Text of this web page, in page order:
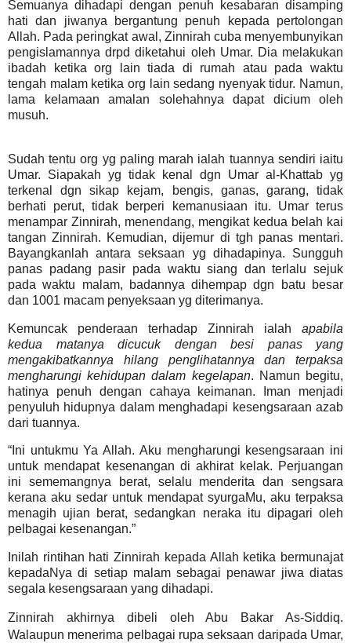
Semuanya dihadapi dengan penuh kesabaran disamping
hati dan jiwanya bergantung penuh kepada pertolongan
Allah. Pada peringkat awal, Zinnirah cuba menyembunyikan
pengislamannya drpd diketahui oleh Umar. Dia melakukan
ibadah ketika org lain tiada di rumah atau pada waktu
tengah malam ketika org lain sedang nyenyak tidur. Namun,
lama kelamaan amalan solehahnya dapat dicium oleh
musuh.
Sudah tentu org yg paling marah ialah tuannya sendiri iaitu
Umar. Siapakah yg tidak kenal dgn Umar al-Khattab yg
terkenal dgn sikap kejam, bengis, ganas, garang, tidak
berhati perut, tidak berperi kemanusiaan itu. Umar terus
menampar Zinnirah, menendang, mengikat kedua belah kai
tangan Zinnirah. Kemudian, dijemur di tgh panas mentari.
Bayangkanlah antara seksaan yg dihadapinya. Sungguh
panas padang pasir pada waktu siang dan terlalu sejuk
pada waktu malam, badannya dihempap dgn batu besar
dan 1001 macam penyeksaan yg diterimanya.
Kemuncak penderaan terhadap Zinnirah ialah apabila
kedua matanya dicucuk dengan besi panas yang
mengakibatkannya hilang penglihatannya dan terpaksa
mengharungi kehidupan dalam kegelapan. Namun begitu,
hatinya penuh dengan cahaya keimanan. Iman menjadi
penyuluh hidupnya dalam menghadapi kesengsaraan azab
dari tuannya.
“Ini untukmu Ya Allah. Aku mengharungi kesengsaraan ini
untuk mendapat kesenangan di akhirat kelak. Perjuangan
ini sememangnya berat, selalu menderita dan sengsara
kerana aku sedar untuk mendapat syurgaMu, aku terpaksa
menagih ujian berat, sedangkan neraka itu dipagari oleh
pelbagai kesenangan.”
Inilah rintihan hati Zinnirah kepada Allah ketika bermunajat
kepadaNya di setiap malam sebagai penawar jiwa diatas
segala kesengsaraan yang dihadapi.
Zinnirah akhirnya dibeli oleh Abu Bakar As-Siddiq.
Walaupun menerima pelbagai rupa seksaan daripada Umar,